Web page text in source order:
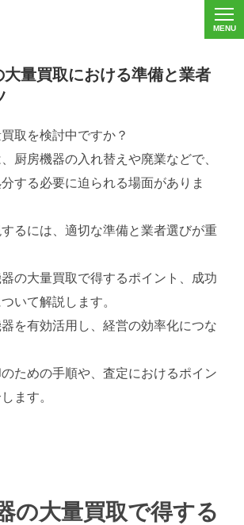
大量買取における準備と業者
取を検討中ですか？
厨房機器の入れ替えや廃業などで、
する必要に迫られる場面がありま
るには、適切な準備と業者選びが重
の大量買取で得するポイント、成功
いて解説します。
を有効活用し、経営の効率化につな
ための手順や、査定におけるポイン
ます。
の大量買取で得する